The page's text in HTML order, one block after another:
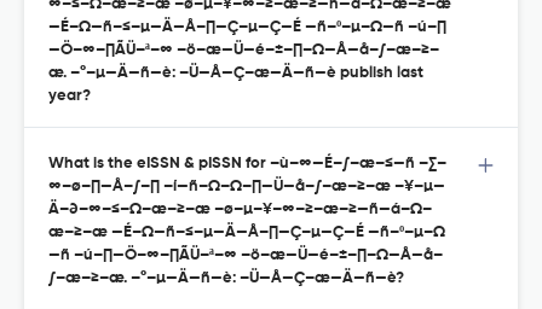
∞–≤–Ω–æ–≥–æ –ø–µ–¥–∞–≥–æ–≥—ñ—á–Ω–æ–≥–æ
—É–Ω—ñ–≤–µ—Ä—Å–∏—Ç–µ—Ç—É —ñ–º–µ–Ω—ñ –ú–∏
—Ö–∞–∏ÃÜ–ª–∞ –ö–æ—Ü—é–±–∏–Ω—Å—å–∫–æ–≥–
æ. –°–µ—Ä—ñ—è: –Ü—Å—Ç–æ—Ä—ñ—è publish last
year?
What is the eISSN & pISSN for –ù–∞—É–∫–æ–≤—ñ –∑–
∞–ø–∏—Å–∫–∏ –í—ñ–Ω–Ω–∏—Ü—å–∫–æ–≥–æ –¥–µ—
Ä–∂–∞–≤–Ω–æ–≥–æ –ø–µ–¥–∞–≥–æ–≥—ñ—á–Ω–
æ–≥–æ —É–Ω—ñ–≤–µ—Ä—Å–∏—Ç–µ—Ç—É —ñ–º–µ–Ω
—ñ –ú–∏—Ö–∞–∏ÃÜ–ª–∞ –ö–æ—Ü—é–±–∏–Ω—Å—å–
∫–æ–≥–æ. –°–µ—Ä—ñ—è: –Ü—Å—Ç–æ—Ä—ñ—è?